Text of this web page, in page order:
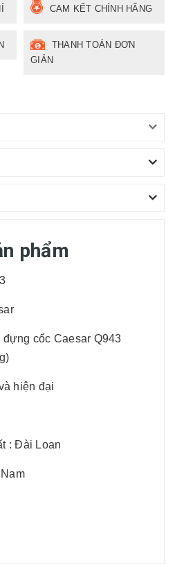
CAM KẾT CHÍNH HÃNG
THANH TOÁN ĐƠN
GIẢN
phẩm
cốc Caesar Q943
hiện đại
: Đài Loan